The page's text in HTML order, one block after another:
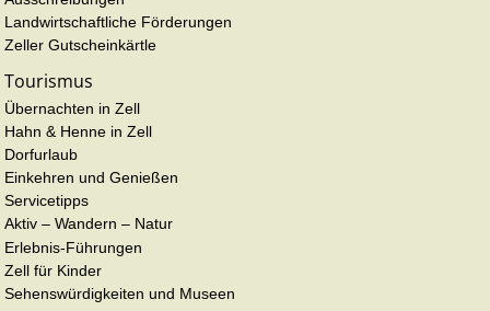
Landwirtschaftliche Förderungen
Zeller Gutscheinkärtle
Tourismus
Übernachten in Zell
Hahn & Henne in Zell
Dorfurlaub
Einkehren und Genießen
Servicetipps
Aktiv – Wandern – Natur
Erlebnis-Führungen
Zell für Kinder
Sehenswürdigkeiten und Museen